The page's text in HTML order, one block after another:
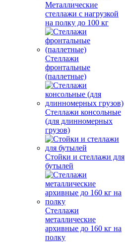
Металлические
стеллажи с нагрузкой
на полку до 100 кг
Стеллажи
фронтальные
(паллетные)
Стеллажи консольные
(для длинномерных
грузов)
Стойки и стеллажи для
бутылей
Стеллажи
металлические
архивные до 160 кг на
полку